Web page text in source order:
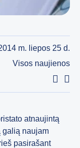
m. liepos 25 d.
Visos naujienos
atnaujintą
galią naujam
pasirašant